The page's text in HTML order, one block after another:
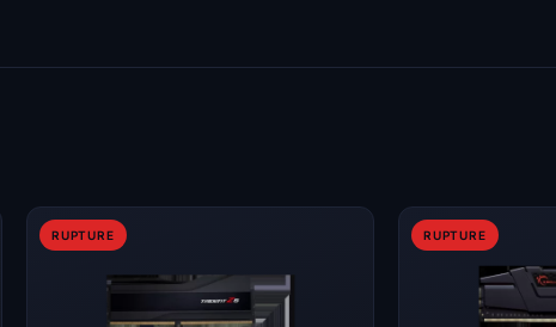
RUPTURE RUPTURE